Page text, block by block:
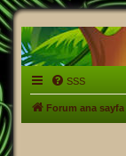
SSS
Forum ana sayfa